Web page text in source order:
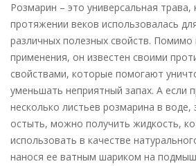
Розмарин – это универсальная трава,
протяжении веков использовалась
различных полезных свойств. Помимо
применения, он известен своими
свойствами, которые помогают
уменьшать неприятный запах. А если
несколько листьев розмарина в воде,
остыть, можно получить жидкость,
использовать в качестве
нанося ее ватным шариком на